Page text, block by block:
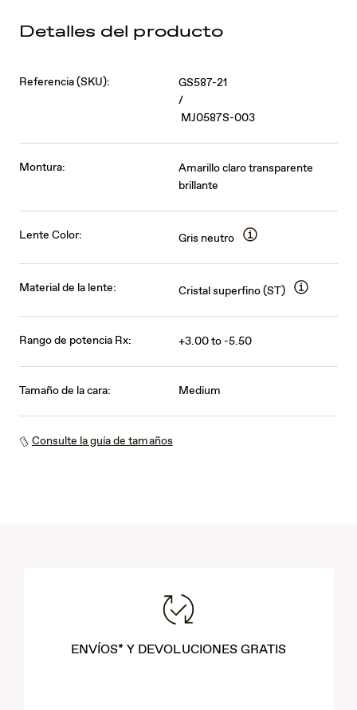
Detalles del producto
Referencia (SKU):
GS587-21
/
MJ0587S-003
Montura:
Amarillo claro transparente
brillante
Lente Color: Gris neutro
Material de la lente: Cristal superfino (ST)
Rango de potencia Rx: +3.00 to -5.50
Tamaño de la cara: Medium
Consulte la guía de tamaños
ENVÍOS* Y DEVOLUCIONES GRATIS